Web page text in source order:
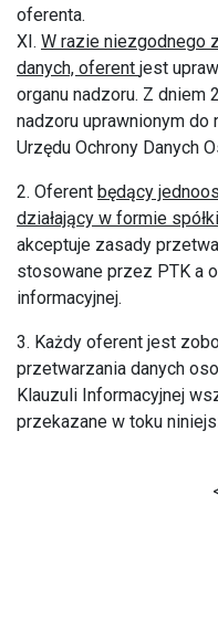
oferenta.
XI. W razie niezgodnego
danych, oferent jest
organu nadzoru. Z dniem
nadzoru uprawnionym
Urzędu Ochrony Danych
2. Oferent będący
działający w formie
akceptuje zasady
stosowane przez PTK a
informacyjnej.
3. Każdy oferent jest
przetwarzania danych
Klauzuli Informacyjnej
przekazane w toku